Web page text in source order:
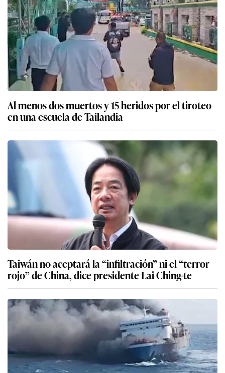
Al menos dos muertos y 15 heridos por el tiroteo
en una escuela de Tailandia
Taiwán no aceptará la “infiltración” ni el “terror
rojo” de China, dice presidente Lai Ching-te